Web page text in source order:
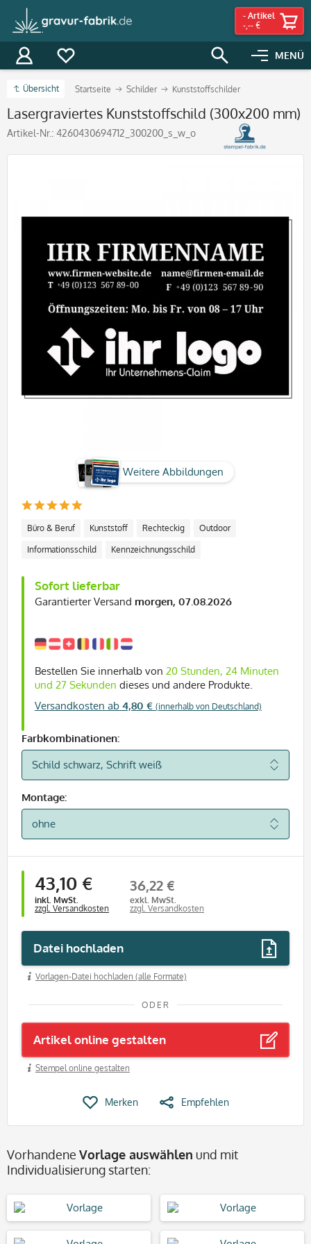
MENÜ
- Artikel
-,-- €
Übersicht Startseite Schilder Kunststoffschilder
Lasergraviertes Kunststoffschild (300x200 mm)
Artikel-Nr.: 4260430694712_300200_s_w_o
Weitere Abbildungen
Büro & Beruf Kunststoff Rechteckig Outdoor
Informationsschild Kennzeichnungsschild
Sofort lieferbar
Garantierter Versand morgen, 07.08.2026
Bestellen Sie innerhalb von 20 Stunden, 24 Minuten
und 27 Sekunden dieses und andere Produkte.
Versandkosten ab 4,80 € (innerhalb von Deutschland)
Farbkombinationen:
Montage:
43,10 €
inkl. MwSt.
zzgl. Versandkosten
36,22 €
exkl. MwSt.
zzgl. Versandkosten
Datei hochladen
Vorlagen-Datei hochladen (alle Formate)
ODER
Artikel online gestalten
Stempel online gestalten
Merken Empfehlen
Vorhandene Vorlage auswählen und mit
Individualisierung starten: